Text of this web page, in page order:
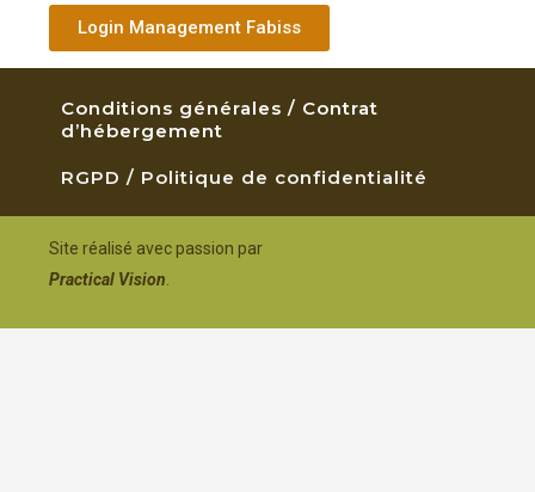
Login Management Fabiss
Conditions générales / Contrat
d’hébergement
RGPD / Politique de confidentialité
Site réalisé avec passion par
Practical Vision